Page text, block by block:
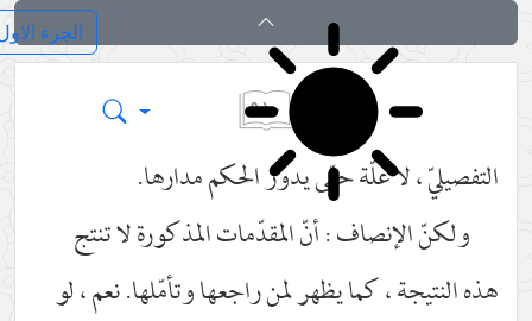
الاصول (رسائل)
٥١٠
علّة حتّى يدور الحكم مدارها.
: أنّ المقدّمات المذكورة لا تنتج
كما يظهر لمن راجعها وتأمّلها. نعم ، لو